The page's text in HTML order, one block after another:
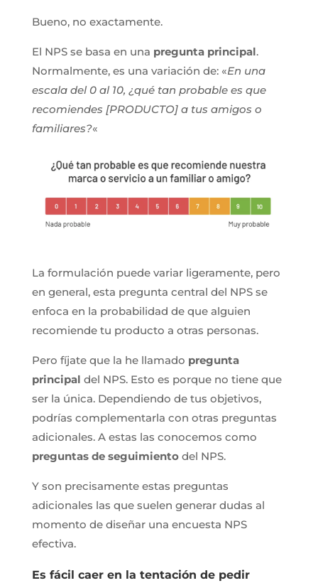
Bueno, no exactamente.
El NPS se basa en una pregunta principal.
Normalmente, es una variación de: «En una
escala del 0 al 10, ¿qué tan probable es que
recomiendes [PRODUCTO] a tus amigos o
familiares?«
La formulación puede variar ligeramente, pero
en general, esta pregunta central del NPS se
enfoca en la probabilidad de que alguien
recomiende tu producto a otras personas.
Pero fíjate que la he llamado pregunta
principal del NPS. Esto es porque no tiene que
ser la única. Dependiendo de tus objetivos,
podrías complementarla con otras preguntas
adicionales. A estas las conocemos como
preguntas de seguimientodel NPS.
Y son precisamente estas preguntas
adicionales las que suelen generar dudas al
momento de diseñar una encuesta NPS
efectiva.
Es fácil caer en la tentación de pedir